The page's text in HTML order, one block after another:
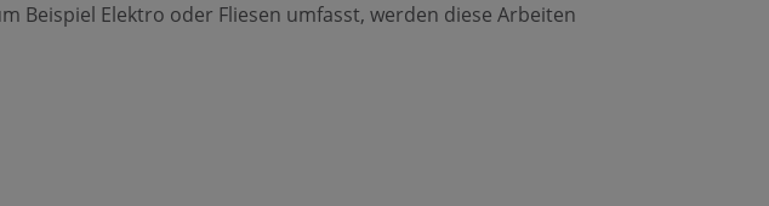
Beispiel Elektro oder Fliesen umfasst, werden diese Arbeiten